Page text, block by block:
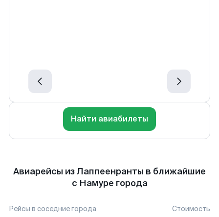
Найти авиабилеты
Авиарейсы из Лаппеенранты в ближайшие
с Намуре города
Рейсы в соседние города Стоимость